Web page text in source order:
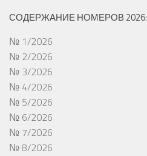
СОДЕРЖАНИЕ НОМЕРОВ 2026:
№ 1/2026
№ 2/2026
№ 3/2026
№ 4/2026
№ 5/2026
№ 6/2026
№ 7/2026
№ 8/2026